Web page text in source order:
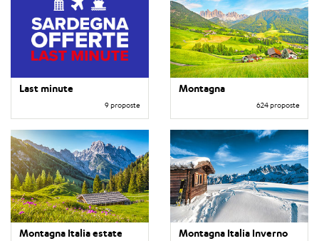
Last minute
9 proposte
Montagna
624 proposte
Montagna Italia estate Montagna Italia Inverno